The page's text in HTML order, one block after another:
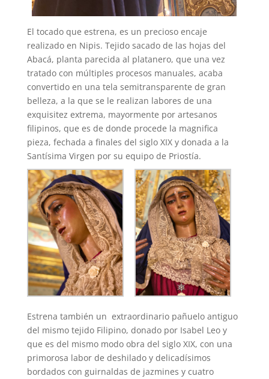
El tocado que estrena, es un precioso encaje
realizado en Nipis. Tejido sacado de las hojas del
Abacá, planta parecida al platanero, que una vez
tratado con múltiples procesos manuales, acaba
convertido en una tela semitransparente de gran
belleza, a la que se le realizan labores de una
exquisitez extrema, mayormente por artesanos
filipinos, que es de donde procede la magnifica
pieza, fechada a finales del siglo XIX y donada a la
Santísima Virgen por su equipo de Priostía.
Estrena también un extraordinario pañuelo antiguo
del mismo tejido Filipino, donado por Isabel Leo y
que es del mismo modo obra del siglo XIX, con una
primorosa labor de deshilado y delicadísimos
bordados con guirnaldas de jazmines y cuatro